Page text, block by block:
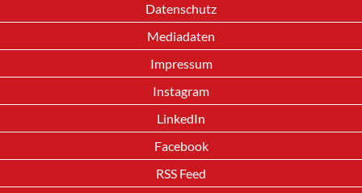
Datenschutz
Mediadaten
Impressum
Instagram
LinkedIn
Facebook
RSS Feed